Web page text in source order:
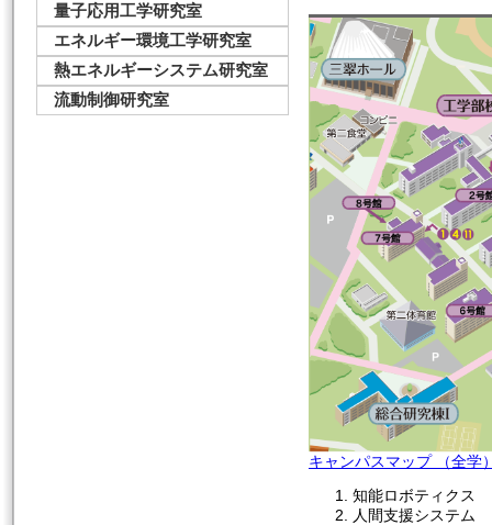
量子応用工学研究室
エネルギー環境工学研究室
熱エネルギーシステム研究室
流動制御研究室
キャンパスマップ （全学
知能ロボティクス
人間支援システム